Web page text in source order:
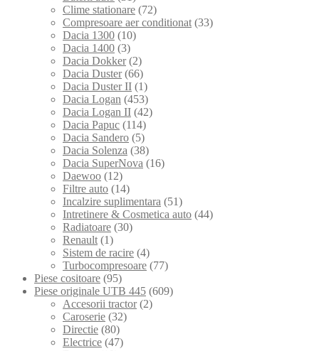
Clime stationare (72)
Compresoare aer conditionat (33)
Dacia 1300 (10)
Dacia 1400 (3)
Dacia Dokker (2)
Dacia Duster (66)
Dacia Duster II (1)
Dacia Logan (453)
Dacia Logan II (42)
Dacia Papuc (114)
Dacia Sandero (5)
Dacia Solenza (38)
Dacia SuperNova (16)
Daewoo (12)
Filtre auto (14)
Incalzire suplimentara (51)
Intretinere & Cosmetica auto (44)
Radiatoare (30)
Renault (1)
Sistem de racire (4)
Turbocompresoare (77)
Piese cositoare (95)
Piese originale UTB 445 (609)
Accesorii tractor (2)
Caroserie (32)
Directie (80)
Electrice (47)